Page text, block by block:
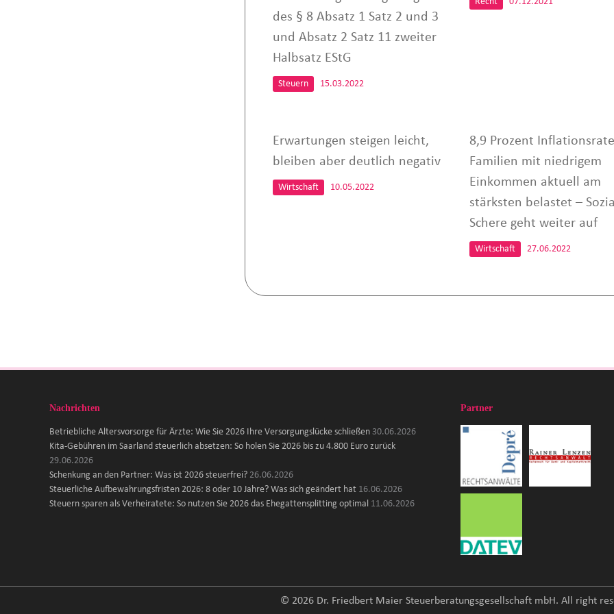
des § 8 Absatz 1 Satz 2 und 3
und Absatz 2 Satz 11 zweiter
Halbsatz EStG
Steuern 15.03.2022
Erwartungen steigen leicht,
bleiben aber deutlich negativ
Wirtschaft 10.05.2022
8,9 Prozent
Familien mit niedrigem
Einkommen aktuell am
stärksten belastet –
Schere geht weiter auf
Wirtschaft 27.06.2022
Nachrichten
Betriebliche Altersvorsorge für Ärzte: Wie Sie 2026 Ihre Versorgungslücke schließen 30.06.2026
Kita-Gebühren im Saarland steuerlich absetzen: So holen Sie 2026 bis zu 4.800 Euro zurück
29.06.2026
Schenkung an den Partner: Was ist 2026 steuerfrei? 26.06.2026
Steuerliche Aufbewahrungsfristen 2026: 8 oder 10 Jahre? Was sich geändert hat 16.06.2026
Steuern sparen als Verheiratete: So nutzen Sie 2026 das Ehegattensplitting optimal 11.06.2026
Partner
© 2026 Dr. Friedbert Maier Steuerberatungsgesellschaft mbH. All right